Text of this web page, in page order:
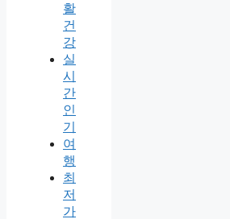
활
건
강
실
시
간
인
기
여
행
최
저
가